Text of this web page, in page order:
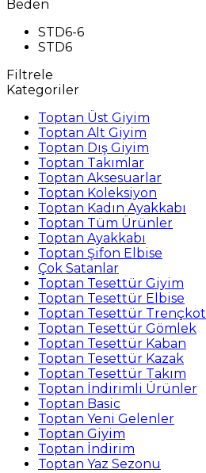
Beden
STD6-6
STD6
Filtrele
Kategoriler
Toptan Üst Giyim
Toptan Alt Giyim
Toptan Dış Giyim
Toptan Takımlar
Toptan Aksesuarlar
Toptan Koleksiyon
Toptan Kadın Ayakkabı
Toptan Tüm Ürünler
Toptan Ayakkabı
Toptan Şifon Elbise
Çok Satanlar
Toptan Tesettür Giyim
Toptan Tesettür Elbise
Toptan Tesettür Trençkot
Toptan Tesettür Gömlek
Toptan Tesettür Kaban
Toptan Tesettür Kazak
Toptan Tesettür Takım
Toptan İndirimli Ürünler
Toptan Basic
Toptan Yeni Gelenler
Toptan Giyim
Toptan İndirim
Toptan Yaz Sezonu